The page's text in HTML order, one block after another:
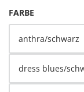
FARBE
anthra/schwarz
dress blues/